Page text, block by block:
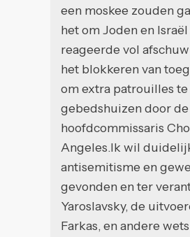
een moskee zouden
het om Joden en
reageerde vol
het blokkeren van
om extra patrouilles
gebedshuizen door
hoofdcommissaris
Angeles.Ik wil
antisemitisme en
gevonden en ter
Yaroslavsky, de
Farkas, en andere